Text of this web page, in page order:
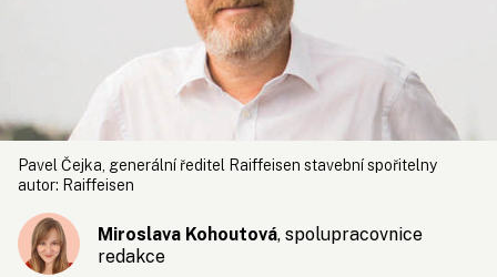
Pavel Čejka, generální ředitel Raiffeisen stavební spořitelny
autor: Raiffeisen
Miroslava Kohoutová, spolupracovnice
redakce